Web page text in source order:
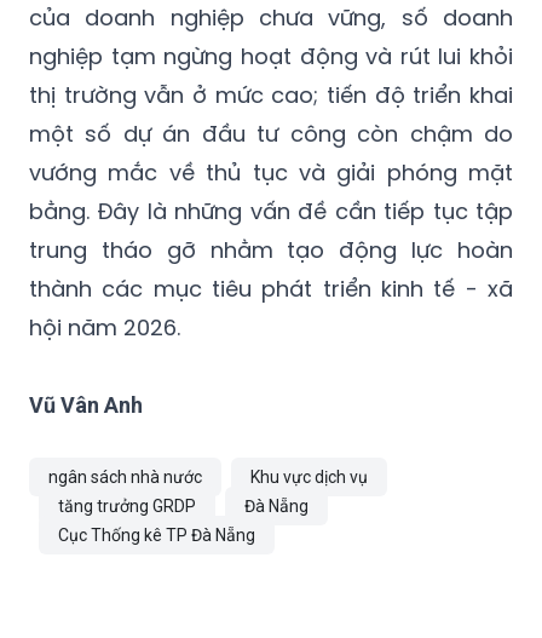
của doanh nghiệp chưa vững, số doanh
nghiệp tạm ngừng hoạt động và rút lui khỏi
thị trường vẫn ở mức cao; tiến độ triển khai
một số dự án đầu tư công còn chậm do
vướng mắc về thủ tục và giải phóng mặt
bằng. Đây là những vấn đề cần tiếp tục tập
trung tháo gỡ nhằm tạo động lực hoàn
thành các mục tiêu phát triển kinh tế - xã
hội năm 2026.
Vũ Vân Anh
ngân sách nhà nước
Khu vực dịch vụ
tăng trưởng GRDP
Đà Nẵng
Cục Thống kê TP Đà Nẵng